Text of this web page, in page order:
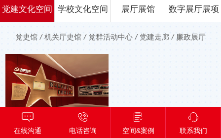
党建文化空间 学校文化空间 展厅展馆 数字展厅展项
党史馆 / 机关厅史馆 / 党群活动中心 / 党建走廊 / 廉政展厅
红安经开展示厅
在线沟通 电话咨询 空间&案例 联系我们